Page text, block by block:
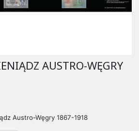
AUSTRO-WĘGRY
Austro-Węgry 1867-1918